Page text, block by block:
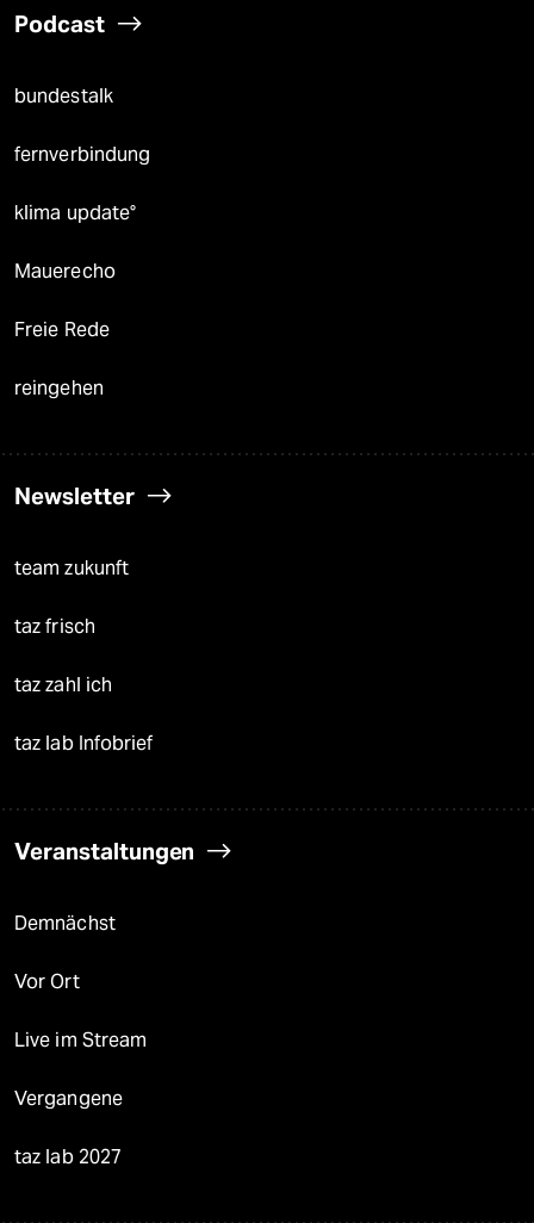
Podcast
bundestalk
fernverbindung
klima update°
Mauerecho
Freie Rede
reingehen
Newsletter
team zukunft
taz frisch
taz zahl ich
taz lab Infobrief
Veranstaltungen
Demnächst
Vor Ort
Live im Stream
Vergangene
taz lab 2027